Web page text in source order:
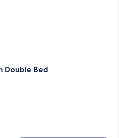
Double Bed